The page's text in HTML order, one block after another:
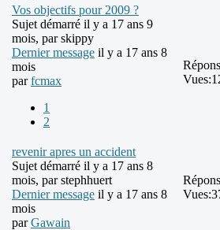
Vos objectifs pour 2009 ?
Sujet démarré il y a 17 ans 9
mois, parskippy
Dernier message il y a 17 ans 8
mois
parfcmax
1
2
Vues:
revenir apres un accident
Sujet démarré il y a 17 ans 8
mois, parstephhuert
Dernier message il y a 17 ans 8
mois
parGawain
Vues: